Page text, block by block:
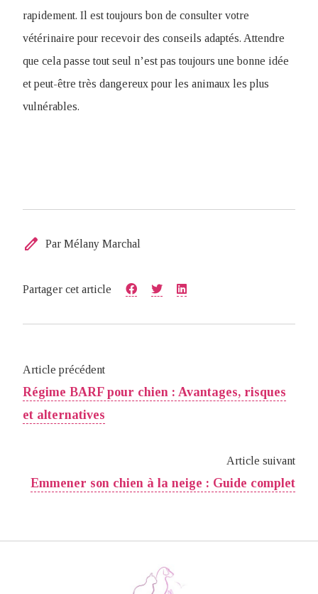
rapidement. Il est toujours bon de consulter votre
vétérinaire pour recevoir des conseils adaptés. Attendre
que cela passe tout seul n’est pas toujours une bonne idée
et peut-être très dangereux pour les animaux les plus
vulnérables.
edit Par Mélany Marchal
Partager cet article
Article précédent
Régime BARF pour chien : Avantages, risques
et alternatives
Article suivant
Emmener son chien à la neige​ : Guide complet